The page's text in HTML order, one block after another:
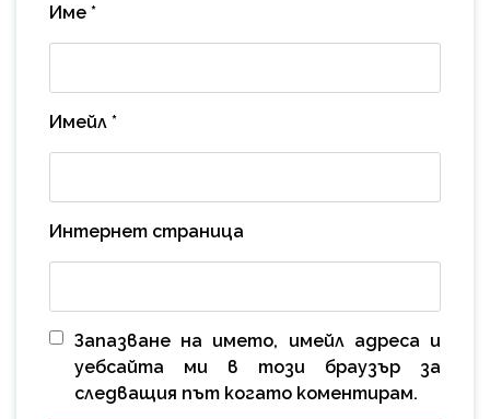
Име *
Имейл *
Интернет страница
Запазване на името, имейл адреса и
уебсайта ми в този браузър за
следващия път когато коментирам.